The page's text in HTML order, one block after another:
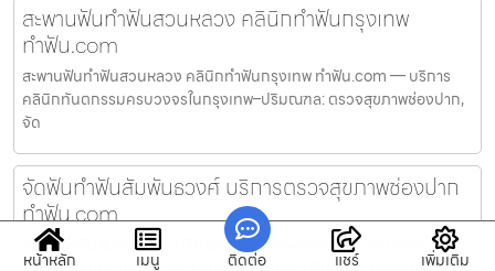
สะพานฟันทำฟันสวนหลวง คลินิกทำฟันกรุงเทพ
ทำฟัน.com
สะพานฟันทำฟันสวนหลวง คลินิกทำฟันกรุงเทพ ทำฟัน.com — บริการ
คลินิกทันตกรรมครบวงจรในกรุงเทพ–ปริมณฑล: ตรวจสุขภาพช่องปาก,
จัด
จัดฟันทำฟันสัมพันธวงศ์ บริการตรวจสุขภาพช่องปาก
ทำฟัน.com
จัดฟันทำฟันสัมพันธวงศ์ บริการตรวจสุขภาพช่องปาก ทำฟัน.com —
หน้าหลัก เมนู ติดต่อ แชร์ เพิ่มเติม